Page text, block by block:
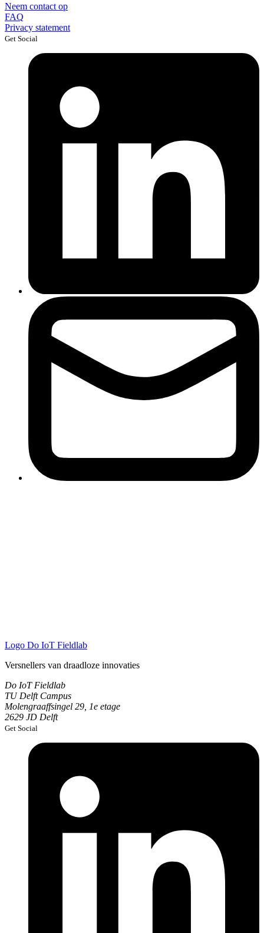
Neem contact op
FAQ
Privacy statement
Get Social
Logo Do IoT Fieldlab
Versnellers van draadloze innovaties
Do IoT Fieldlab
TU Delft Campus
Molengraaffsingel 29, 1e etage
2629 JD Delft
Get Social